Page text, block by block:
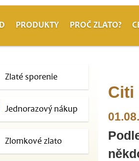
PRODUKTY PROČ ZLATO?
Zlaté sporenie
Jednorazový nákup
Zlomkové zlato
Citi